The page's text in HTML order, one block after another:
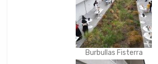
Burbullas Fisterra